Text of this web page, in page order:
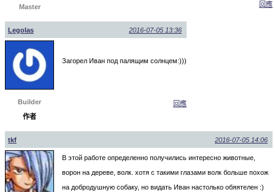
Master 回應
Legolas 2016-07-05 13:36
Builder
作者
Загорел Иван под палящим солнцем:)))
回應
tkf 2016-07-05 14:06
В этой работе определенно получились интересно животные,
ворон на дереве, волк. хотя с такими глазами волк больше похож
на добродушную собаку, но видать Иван настолько обяятелен :)